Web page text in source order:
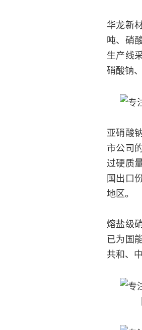
华龙新
吨、硝
生产线
硝酸钠
亚硝酸
市公司
过硬质
国出口
地区。
熔盐级
已为国
共和、